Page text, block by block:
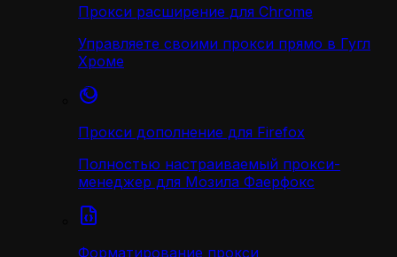
Прокси расширение для Chrome
Управляете своими прокси прямо в Гугл
Хроме
Прокси дополнение для Firefox
Полностью настраиваемый прокси-
менеджер для Мозила Фаерфокс
Форматирование прокси